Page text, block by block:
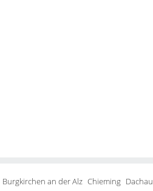
Burgkirchen an der Alz Chieming Dachau